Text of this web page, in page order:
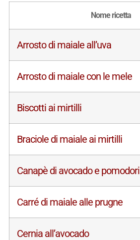
Nome ricetta
Arrosto di maiale all’uva
Arrosto di maiale con le mele
Biscotti ai mirtilli
Braciole di maiale ai mirtilli
Canapè di avocado e pomodori
Carré di maiale alle prugne
Cernia all’avocado